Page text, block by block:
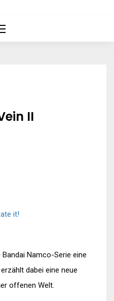
II
it!
Namco-Serie eine
dabei eine neue
offenen Welt.